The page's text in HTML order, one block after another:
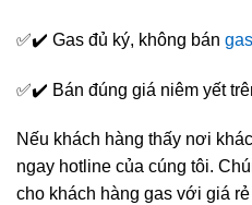
✅✔️ Gas đủ ký, không bán
✅✔️ Bán đúng giá niêm yết
Nếu khách hàng thấy nơi
ngay hotline của cúng tôi.
cho khách hàng gas với giá